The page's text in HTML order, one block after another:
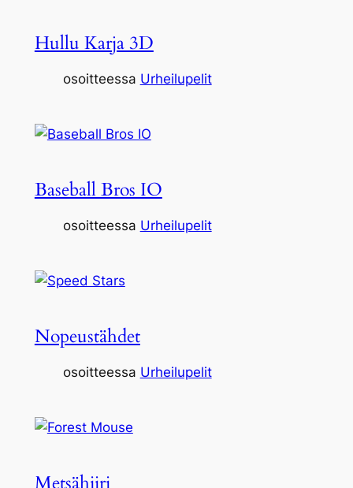
Hullu Karja 3D
osoitteessa Urheilupelit
Baseball Bros IO
osoitteessa Urheilupelit
Nopeustähdet
osoitteessa Urheilupelit
Metsähiiri